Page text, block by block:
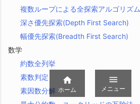
複数ループによる全探索アルゴリズム
深さ優先探索(Depth First Search)
幅優先探索(Breadth First Search)
数学
約数全列挙
素数判定
素因数分解

ホーム

メニュー